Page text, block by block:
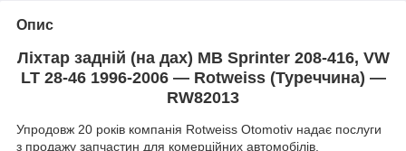
Опис
Ліхтар задній (на дах) MB Sprinter 208-416, VW
LT 28-46 1996-2006 — Rotweiss (Туреччина) —
RW82013
Упродовж 20 років компанія Rotweiss Otomotiv надає послуги
з продажу запчастин для комерційних автомобілів.